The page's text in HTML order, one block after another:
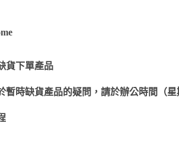
貨下單產品
暫時缺貨產品的疑問，請於辦公時間（星